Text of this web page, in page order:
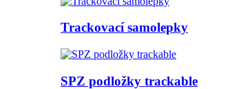
Trackovací samolepky
SPZ podložky trackable